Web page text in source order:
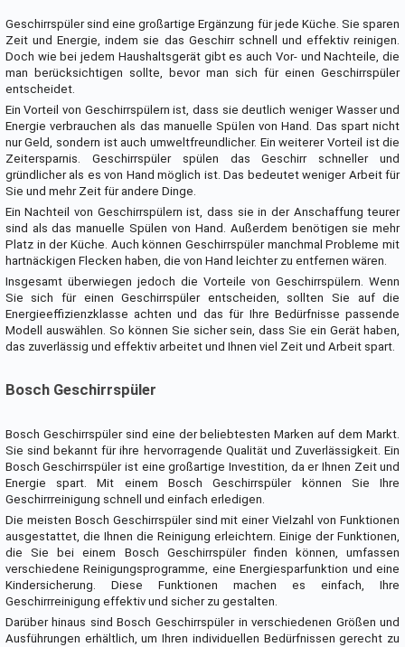
Geschirrspüler sind eine großartige Ergänzung für jede Küche. Sie sparen
Zeit und Energie, indem sie das Geschirr schnell und effektiv reinigen.
Doch wie bei jedem Haushaltsgerät gibt es auch Vor- und Nachteile, die
man berücksichtigen sollte, bevor man sich für einen Geschirrspüler
entscheidet.
Ein Vorteil von Geschirrspülern ist, dass sie deutlich weniger Wasser und
Energie verbrauchen als das manuelle Spülen von Hand. Das spart nicht
nur Geld, sondern ist auch umweltfreundlicher. Ein weiterer Vorteil ist die
Zeitersparnis. Geschirrspüler spülen das Geschirr schneller und
gründlicher als es von Hand möglich ist. Das bedeutet weniger Arbeit für
Sie und mehr Zeit für andere Dinge.
Ein Nachteil von Geschirrspülern ist, dass sie in der Anschaffung teurer
sind als das manuelle Spülen von Hand. Außerdem benötigen sie mehr
Platz in der Küche. Auch können Geschirrspüler manchmal Probleme mit
hartnäckigen Flecken haben, die von Hand leichter zu entfernen wären.
Insgesamt überwiegen jedoch die Vorteile von Geschirrspülern. Wenn
Sie sich für einen Geschirrspüler entscheiden, sollten Sie auf die
Energieeffizienzklasse achten und das für Ihre Bedürfnisse passende
Modell auswählen. So können Sie sicher sein, dass Sie ein Gerät haben,
das zuverlässig und effektiv arbeitet und Ihnen viel Zeit und Arbeit spart.
Bosch Geschirrspüler
Bosch Geschirrspüler sind eine der beliebtesten Marken auf dem Markt.
Sie sind bekannt für ihre hervorragende Qualität und Zuverlässigkeit. Ein
Bosch Geschirrspüler ist eine großartige Investition, da er Ihnen Zeit und
Energie spart. Mit einem Bosch Geschirrspüler können Sie Ihre
Geschirrreinigung schnell und einfach erledigen.
Die meisten Bosch Geschirrspüler sind mit einer Vielzahl von Funktionen
ausgestattet, die Ihnen die Reinigung erleichtern. Einige der Funktionen,
die Sie bei einem Bosch Geschirrspüler finden können, umfassen
verschiedene Reinigungsprogramme, eine Energiesparfunktion und eine
Kindersicherung. Diese Funktionen machen es einfach, Ihre
Geschirrreinigung effektiv und sicher zu gestalten.
Darüber hinaus sind Bosch Geschirrspüler in verschiedenen Größen und
Ausführungen erhältlich, um Ihren individuellen Bedürfnissen gerecht zu